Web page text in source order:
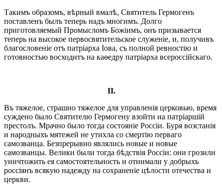
Такимъ образомъ, вѣрный вмалѣ, Святитель Гермогенъ
поставленъ былъ теперь надъ многимъ. Долго
приготовляемый Промысломъ Божіимъ, онъ призывается
теперь на высокое первосвятительское служеніе, и, получивъ
благословеніе отъ патріарха Іова, съ полной ревностію и
готовностью восходитъ на каѳедру патріарха всероссійскаго.
II.
Въ тяжелое, страшно тяжелое для управленія церковью, время
суждено было Святителю Гермогену взойти на патріаршій
престолъ. Мрачно было тогда состояніе Россіи. Буря возстанія
и народныхъ мятежей не утихла со смертію перваго
самозванца. Безпрерывно являлись новые и новые
самозванцы. Велики были тогда бѣдствія Россіи: они грозили
уничтожить ея самостоятельность и отнимали у добрыхъ
россіянъ всякую надежду на сохраненіе цѣлости отечества и
церкви.